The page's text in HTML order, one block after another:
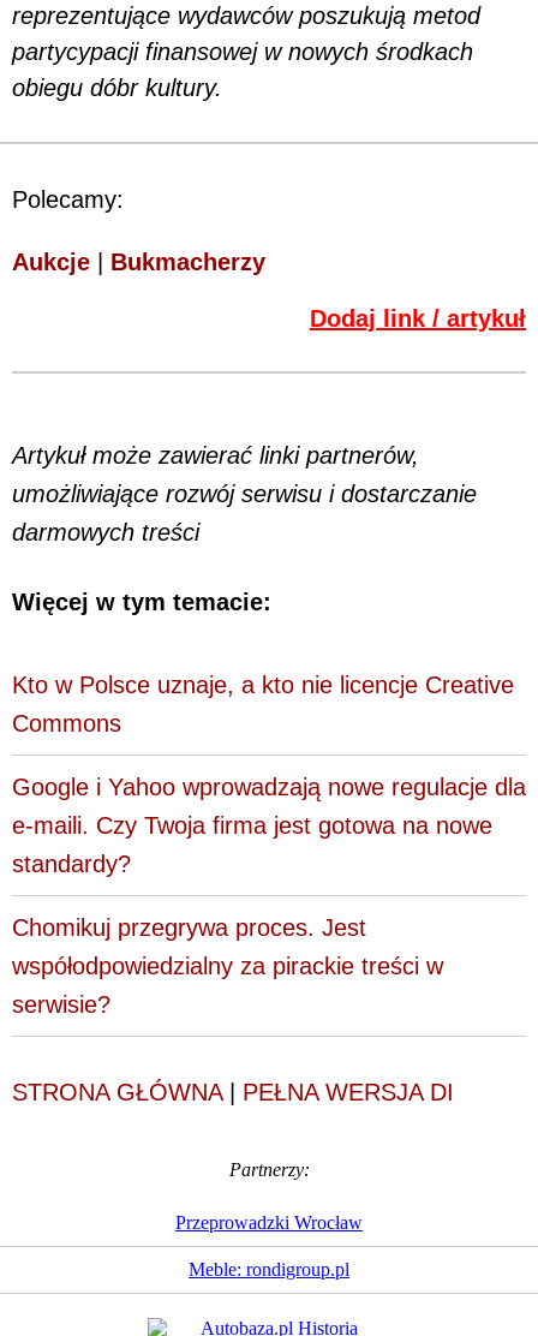
reprezentujące wydawców poszukują metod
partycypacji finansowej w nowych środkach
obiegu dóbr kultury.
Polecamy:
Aukcje Bukmacherzy
Dodaj link / artykuł
Artykuł może zawierać linki partnerów,
umożliwiające rozwój serwisu i dostarczanie
darmowych treści
Więcej w tym temacie:
Kto w Polsce uznaje, a kto nie licencje Creative
Commons
Google i Yahoo wprowadzają nowe regulacje dla
e-maili. Czy Twoja firma jest gotowa na nowe
standardy?
Chomikuj przegrywa proces. Jest
współodpowiedzialny za pirackie treści w
serwisie?
STRONA GŁÓWNA| PEŁNA WERSJA DI
Partnerzy:
Przeprowadzki Wrocław
Meble: rondigroup.pl